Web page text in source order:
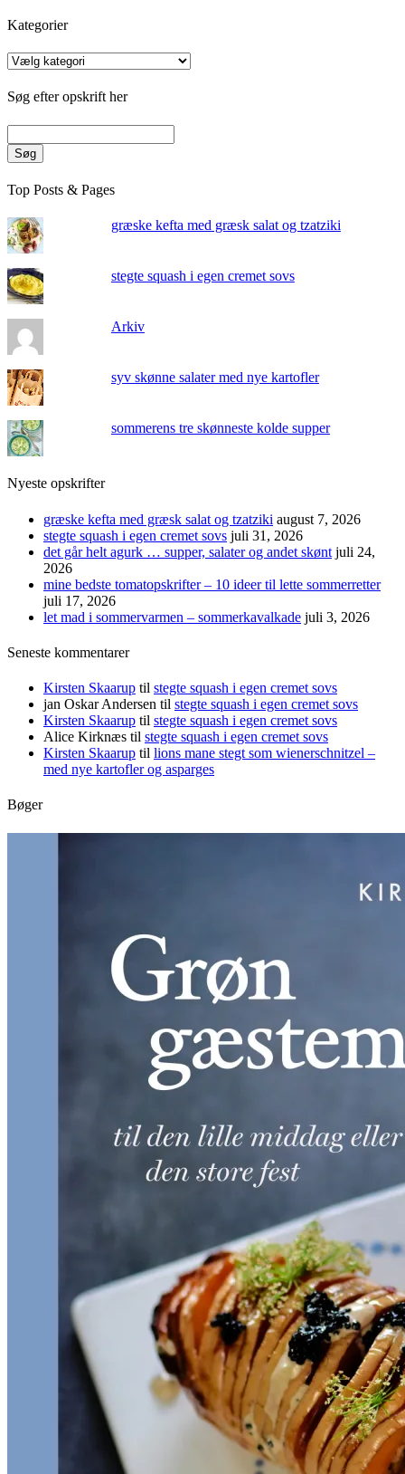
Kategorier
Kategorier
Søg efter opskrift her
Søg
Top Posts & Pages
græske kefta med græsk salat og tzatziki
stegte squash i egen cremet sovs
Arkiv
syv skønne salater med nye kartofler
sommerens tre skønneste kolde supper
Nyeste opskrifter
græske kefta med græsk salat og tzatziki august 7, 2026
stegte squash i egen cremet sovs juli 31, 2026
det går helt agurk … supper, salater og andet skønt juli 24,
2026
mine bedste tomatopskrifter – 10 ideer til lette sommerretter
juli 17, 2026
let mad i sommervarmen – sommerkavalkade juli 3, 2026
Seneste kommentarer
Kirsten Skaarup til stegte squash i egen cremet sovs
jan Oskar Andersen til stegte squash i egen cremet sovs
Kirsten Skaarup til stegte squash i egen cremet sovs
Alice Kirknæs til stegte squash i egen cremet sovs
Kirsten Skaarup til lions mane stegt som wienerschnitzel –
med nye kartofler og asparges
Bøger